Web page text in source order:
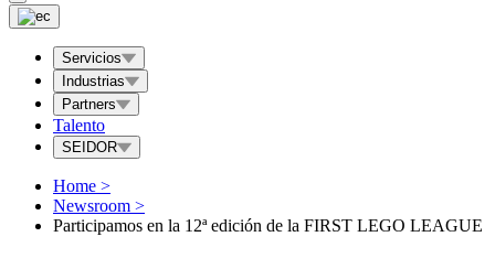
Servicios
Industrias
Partners
Talento
SEIDOR
Home >
Newsroom >
Participamos en la 12ª edición de la FIRST LEGO LEAGUE